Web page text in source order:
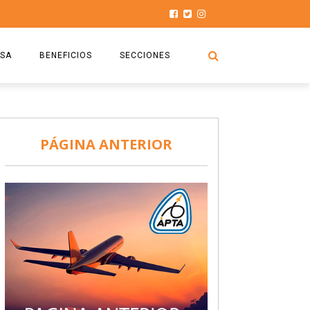
BENEFICIOS
COMISIÓN
SECCIONES
SEGURIDAD AÉREA
TURISMO Y RECREACIÓN
VIDEOS
PÁGINA ANTERIOR